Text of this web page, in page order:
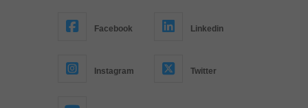
Facebook Linkedin
Instagram Twitter